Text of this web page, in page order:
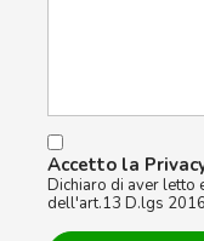
Accetto la
Dichiaro di aver letto
dell'art.13 D.lgs